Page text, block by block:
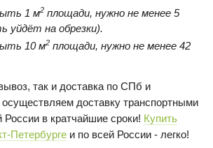
1 м2площади, нужно не менее 5
уйдёт на обрезки).
10 м2площади, нужно не менее 42
так и доставка по СПб и
доставку транспортными
России в кратчайшие сроки! Купить
Петербурге и по всей России - легко!